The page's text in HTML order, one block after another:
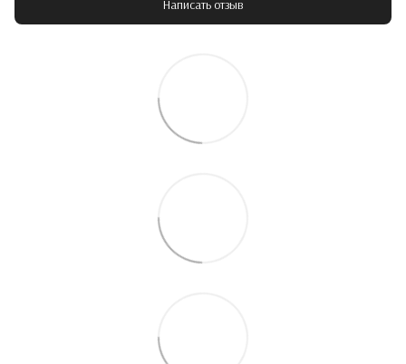
Написать отзыв